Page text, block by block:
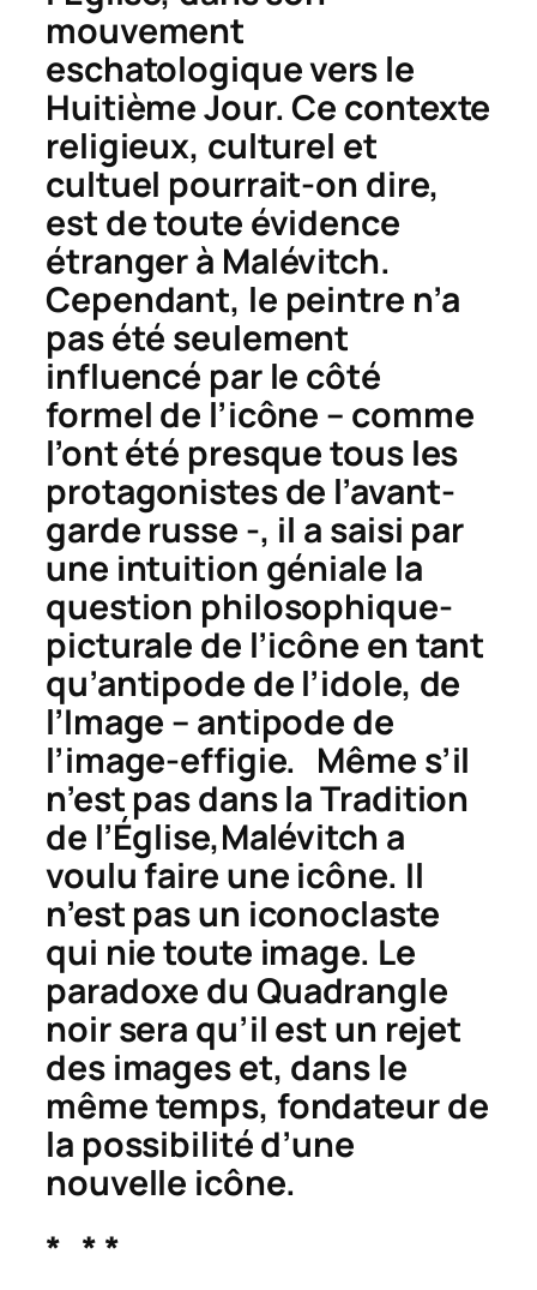
mouvement
eschatologique vers le
Huitième Jour. Ce contexte
religieux, culturel et
cultuel pourrait-on dire,
est de toute évidence
étranger à Malévitch.
Cependant, le peintre n’a
pas été seulement
influencé par le côté
formel de l’icône – comme
l’ont été presque tous les
protagonistes de l’avant-
garde russe -, il a saisi par
une intuition géniale la
question philosophique-
picturale de l’icône en tant
qu’antipode de l’idole, de
l’Image – antipode de
l’image-effigie. Même s’il
n’est pas dans la Tradition
de l’Église,Malévitch a
voulu faire une icône. Il
n’est pas un iconoclaste
qui nie toute image. Le
paradoxe du Quadrangle
noir sera qu’il est un rejet
des images et, dans le
même temps, fondateur de
la possibilité d’une
nouvelle icône.
* * *